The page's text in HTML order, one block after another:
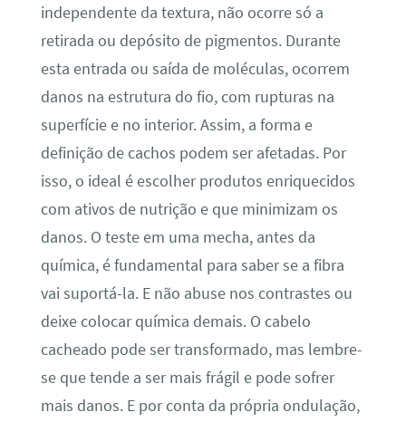
independente da textura, não ocorre só a
retirada ou depósito de pigmentos. Durante
esta entrada ou saída de moléculas, ocorrem
danos na estrutura do fio, com rupturas na
superfície e no interior. Assim, a forma e
definição de cachos podem ser afetadas. Por
isso, o ideal é escolher produtos enriquecidos
com ativos de nutrição e que minimizam os
danos. O teste em uma mecha, antes da
química, é fundamental para saber se a fibra
vai suportá-la. E não abuse nos contrastes ou
deixe colocar química demais. O cabelo
cacheado pode ser transformado, mas lembre-
se que tende a ser mais frágil e pode sofrer
mais danos. E por conta da própria ondulação,